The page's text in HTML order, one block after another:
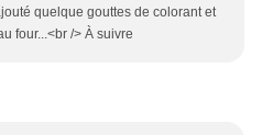
quelque gouttes de colorant et
four...<br /> À suivre